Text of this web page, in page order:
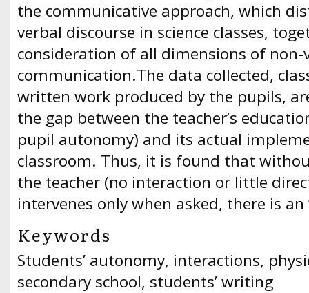
the communicative approach, which
verbal discourse in science classes,
consideration of all dimensions of non-
communication.The data collected,
written work produced by the pupils,
the gap between the teacher’s
pupil autonomy) and its actual
classroom. Thus, it is found that
the teacher (no interaction or little
intervenes only when asked, there is
Keywords
Students’ autonomy, interactions,
secondary school, students’ writing